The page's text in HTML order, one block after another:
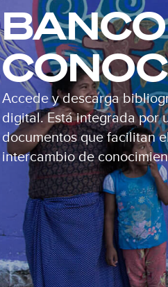
Accede y descarga
digital. Está integrada por
documentos que facilitan
intercambio de